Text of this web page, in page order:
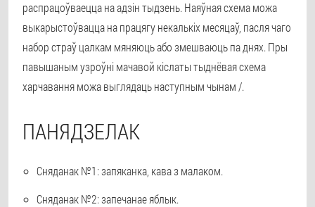
распрацоўваецца на адзін тыдзень. Наяўная схема можа
выкарыстоўвацца на працягу некалькіх месяцаў, пасля чаго
набор страў цалкам мяняюць або змешваюць па днях. Пры
павышаным узроўні мачавой кіслаты тыднёвая схема
харчавання можа выглядаць наступным чынам /.
ПАНЯДЗЕЛАК
Сняданак №1: запяканка, кава з малаком.
Сняданак №2: запечанае яблык.